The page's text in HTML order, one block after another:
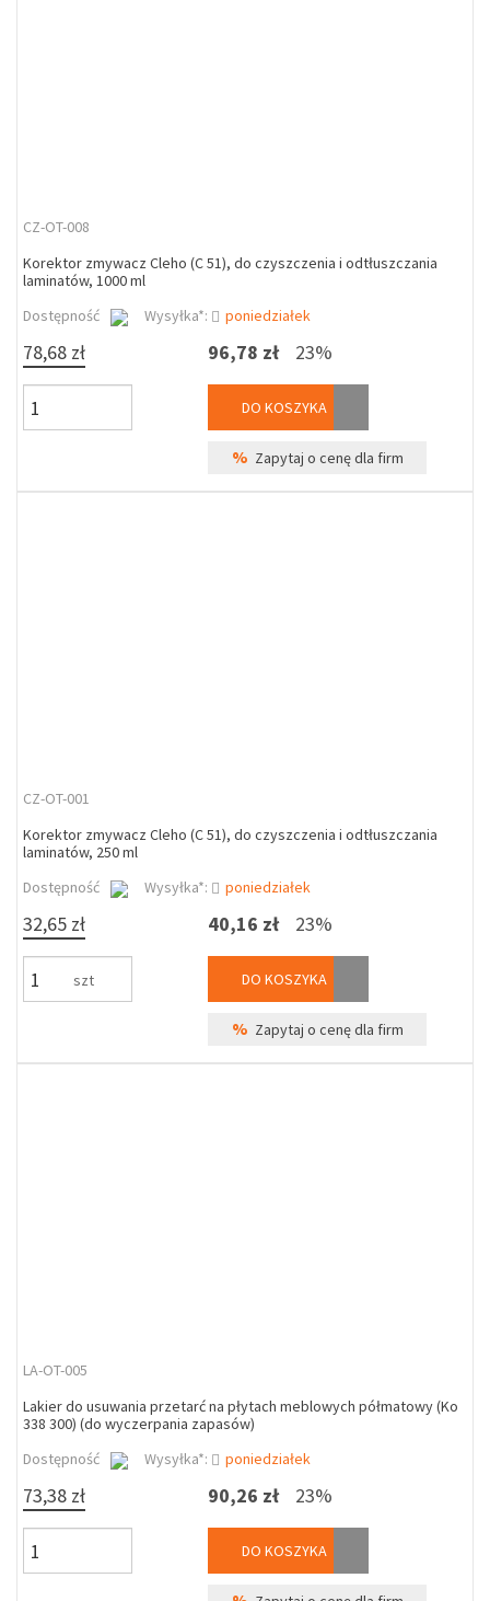
CZ-OT-008
Korektor zmywacz Cleho (C 51), do czyszczenia i odtłuszczania
laminatów, 1000 ml
Dostępność
Wysyłka*: poniedziałek
78,68 zł 96,78 zł 23%
DO KOSZYKA
% Zapytaj o cenę dla firm
CZ-OT-001
Korektor zmywacz Cleho (C 51), do czyszczenia i odtłuszczania
laminatów, 250 ml
Dostępność
Wysyłka*: poniedziałek
32,65 zł
szt
40,16 zł 23%
DO KOSZYKA
% Zapytaj o cenę dla firm
LA-OT-005
Lakier do usuwania przetarć na płytach meblowych półmatowy (Ko
338 300) (do wyczerpania zapasów)
Dostępność
Wysyłka*: poniedziałek
73,38 zł 90,26 zł 23%
DO KOSZYKA